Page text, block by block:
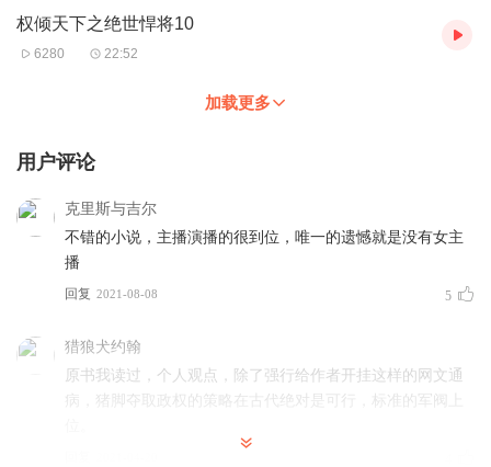
权倾天下之绝世悍将10
6280 22:52
加载更多
用户评论
克里斯与吉尔
不错的小说，主播演播的很到位，唯一的遗憾就是没有女主
播
回复 2021-08-08 5
猎狼犬约翰
原书我读过，个人观点，除了强行给作者开挂这样的网文通
病，猪脚夺取政权的策略在古代绝对是可行，标准的军阀上